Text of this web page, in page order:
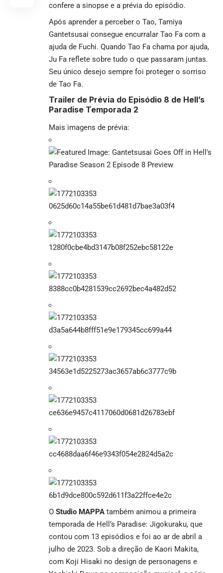
confere a sinopse e a prévia do episódio.
Após aprender a perceber o Tao, Tamiya
Gantetsusai consegue encurralar Tao Fa com a
ajuda de Fuchi. Quando Tao Fa chama por ajuda,
Ju Fa reflete sobre tudo o que passaram juntas.
Seu único desejo sempre foi proteger o sorriso
de Tao Fa.
Trailer de Prévia do Episódio 8 de Hell’s
Paradise Temporada 2
Mais imagens de prévia:
O Studio MAPPA também animou a primeira
temporada de Hell’s Paradise: Jigokuraku, que
contou com 13 episódios e foi ao ar de abril a
julho de 2023. Sob a direção de Kaori Makita,
com Koji Hisaki no design de personagens e